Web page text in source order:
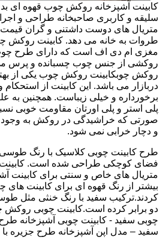
کابینت آشپزخانه روکش چوب قهوه ای
سلیقه و کاربری صاحبخانه طراحی و
متریال های دوست داشتنی و گران
طروات به خانه می دهد. کابینت روکش
مغزی ام دی اف است که دارای طرح
روکشی از جنس چوب چسبانده و پرس
روکش چوبکابینت روکش چوب یکی از
دربازار می باشد. این کابینت از
برخورداره و خیلی زیباست. همچنین به
پلی استر و پلی اورتان مقاومت خوبی
صورتی که خراشیدگی در روکش به وجود
و دچار خرابی نمی شود.
طرح کابینت چوبی کلاسیک با رنگ
فضای کوچکی طراحی شده است. کابینت
متریال های خاص و سنتی برای کابینت
بیشتر از رنگ قهوه ای برای کابینت های
کردند.ترکیب سفید با رنگ خنثی مثل
دو برابر کرده است.کابینت چوبی روکش
چوبی سفید - کابینت چوبی آشپزخانه
سفید – مدل اپن آشپزخانه طرح جزیره